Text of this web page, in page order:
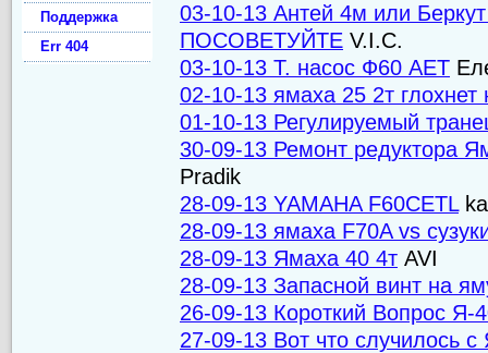
Поддержка
Err 404
03-10-13 Антей 4м или
ПОСОВЕТУЙТЕ V.I.C.
03-10-13 Т. насос Ф60 АЕТ
02-10-13 ямаха 25 2т
01-10-13 Регулируемый
30-09-13 Ремонт редуктора
Pradik
28-09-13 YAMAHA F60CETL
28-09-13 ямаха F70A vs
28-09-13 Ямаха 40 4т AVI
28-09-13 Запасной винт на
26-09-13 Короткий Вопрос Я-
27-09-13 Вот что случилось